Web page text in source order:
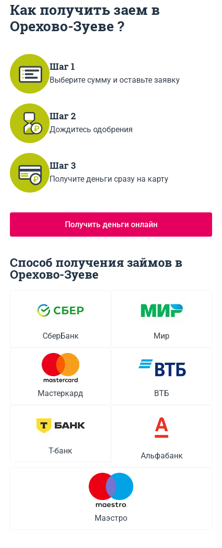
Как получить заем в
Орехово-Зуеве ?
Шаг 1
Выберите сумму и оставьте заявку
Шаг 2
Дождитесь одобрения
Шаг 3
Получите деньги сразу на карту
Получить деньги онлайн
Способ получения займов в
Орехово-Зуеве
СберБанк Мир
Мастеркард ВТБ
Т-банк
Альфабанк
Маэстро